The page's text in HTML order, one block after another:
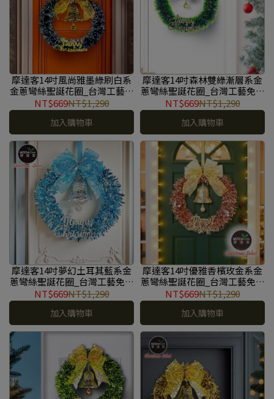
摩達客14吋風尚雅墨綠刷白系
金蔥彎絲聖誕花圈_台灣工藝免
組裝_本島免運費 #YS-
GW2501029
NT$669NT$1,290
加入購物車
摩達客14吋森林雙綠漸層系金
蔥彎絲聖誕花圈_台灣工藝免組
裝_本島免運費 #YS-
GW2501028
NT$669NT$1,290
加入購物車
摩達客14吋夢幻土耳其藍系金
蔥彎絲聖誕花圈_台灣工藝免組
裝_本島免運費 #YS-
GW2501027
NT$669NT$1,290
加入購物車
摩達客14吋優雅香檳玫金系金
蔥彎絲聖誕花圈_台灣工藝免組
裝_本島免運費 #YS-
GW2501026
NT$669NT$1,290
加入購物車